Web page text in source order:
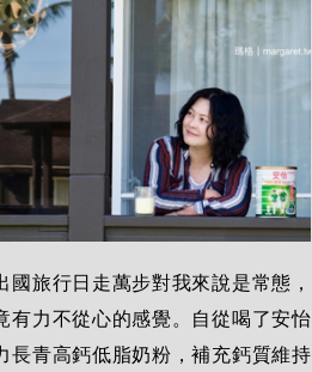
國旅行日走萬步對我來說是常態，
有力不從心的感覺。自從喝了安怡
長青高鈣低脂奶粉，補充鈣質維持